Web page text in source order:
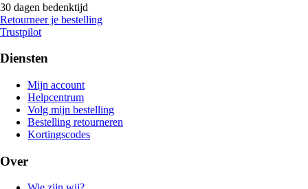
30 dagen bedenktijd
Retourneer je bestelling
Trustpilot
Diensten
Mijn account
Helpcentrum
Volg mijn bestelling
Bestelling retourneren
Kortingscodes
Over